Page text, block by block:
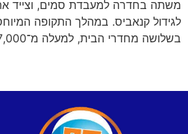
משתה בחדרה למעבדת סמים, וצייד
לגידול קנאביס. במהלך התקופה
בשלושה מחדרי הבית, למעלה מ־7,000 […]